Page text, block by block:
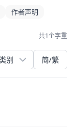
作者声明
共1个字重
简/繁